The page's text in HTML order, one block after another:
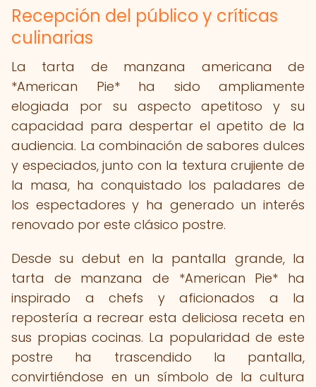
Recepción del público y críticas
culinarias
La tarta de manzana americana de
*American Pie* ha sido ampliamente
elogiada por su aspecto apetitoso y su
capacidad para despertar el apetito de la
audiencia. La combinación de sabores dulces
y especiados, junto con la textura crujiente de
la masa, ha conquistado los paladares de
los espectadores y ha generado un interés
renovado por este clásico postre.
Desde su debut en la pantalla grande, la
tarta de manzana de *American Pie* ha
inspirado a chefs y aficionados a la
repostería a recrear esta deliciosa receta en
sus propias cocinas. La popularidad de este
postre ha trascendido la pantalla,
convirtiéndose en un símbolo de la cultura